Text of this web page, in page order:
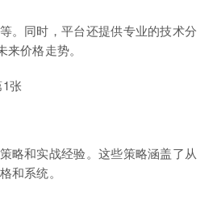
。同时，平台还提供专业的技术分
价格走势。
略和实战经验。这些策略涵盖了从
和系统。